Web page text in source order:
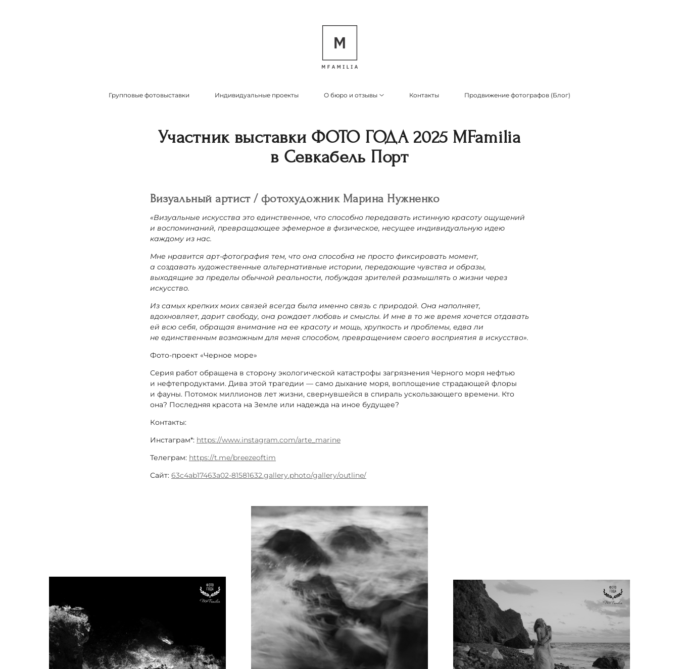
Групповые фотовыставки Индивидуальные проекты О бюро и отзывы Контакты Продвижение фотографов (Блог)
Участник выставки ФОТО ГОДА 2025 MFamilia
в Севкабель Порт
Визуальный артист / фотохудожник Марина Нужненко
«Визуальные искусства это единственное, что способно передавать истинную красоту ощущений
и воспоминаний, превращающее эфемерное в физическое, несущее индивидуальную идею
каждому из нас.
Мне нравится арт-фотография тем, что она способна не просто фиксировать момент,
а создаватьхудожественные альтернативные истории, передающие чувства и образы,
выходящие за пределы обычной реальности, побуждая зрителей размышлять о жизни через
искусство.
Из самых крепких моих связей всегда была именно связь с природой. Она наполняет,
вдохновляет,дарит свободу, она рождает любовь и смыслы. И мне в то же время хочется отдавать
ей всю себя, обращая внимание на ее красоту и мощь, хрупкость и проблемы, едва ли
не единственным возможнымдля меня способом, превращением своего восприятия в искусство».
Фото-проект «Черное море»
Серия работ обращена в сторону экологической катастрофы загрязнения Черного моря нефтью
и нефтепродуктами. Дива этой трагедии — само дыхание моря, воплощение страдающей флоры
и фауны. Потомок миллионов лет жизни, свернувшейся в спираль ускользающего времени. Кто
она? Последняя красота на Земле или надежда на иное будущее?
Контакты:
Инстаграм*: https://www.instagram.com/arte_marine
Телеграм: https://t.me/breezeoftim
Сайт: 63c4ab17463a02-81581632.gallery.photo/gallery/outline/